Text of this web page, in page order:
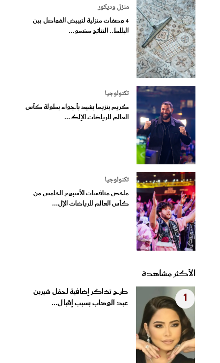
منزل وديكور
4 وصفات منزلية لتبييض الفواصل بين
البلاط.. النتائج مضمو...
تكنولوجيا
كريم بنزيما يشيد بأجواء بطولة كأس
العالم للرياضات الإلك...
تكنولوجيا
ملخص منافسات الأسبوع الخامس من
كأس العالم للرياضات الإل...
الأكثر مشاهدة
1
طرح تذاكر إضافية لحفل شيرين
عبد الوهاب بسبب إقبال...